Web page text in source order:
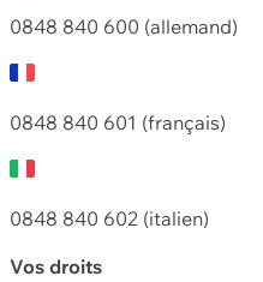
0848 840 600 (allemand)
0848 840 601 (français)
0848 840 602 (italien)
Vos droits